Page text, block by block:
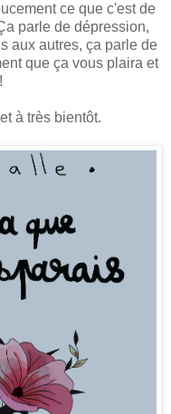
ce que c'est de
parle de dépression,
aux autres, ça parle de
que ça vous plaira et
à très bientôt.